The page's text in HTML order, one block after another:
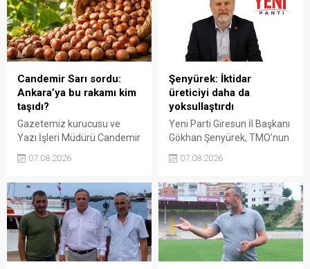
istedi. Karaibrahim,
sürdürülebilir üretim için
fiyat politikasının yeniden
değerlendirilmesi gerektiğini
söyledi.
Gezmiş, “Üreticiyi yok
sayanı, günü geldiğinde
üretici de yok sayacaktır”
dedi.
Candemir Sarı sordu:
Ankara’ya bu rakamı kim
taşıdı?
Gazetemiz kurucusu ve
Yazı İşleri Müdürü Candemir
Sarı, fındık fiyatı
tartışmalarını köşesine
300 liraya ulaştığı bir
dönemde Ankara’ya 240
liralık fiyat teklifi
götürüldüğü iddiasını
gündeme getiren Sarı,
Giresun milletvekillerini açık
07.08.2026
Şenyürek: İktidar
üreticiyi daha da
yoksullaştırdı
Yeni Parti Giresun İl Başkanı
Gökhan Şenyürek, TMO’nun
Giresun kalite fındık için
açıkladığı 255 liralık fiyatı
nitelendirdi. Artışın yıllık
enflasyonun altında kaldığını
belirten Şenyürek, kararın
üreticiyi değil tekelleri
koruduğunu savundu.
07.08.2026